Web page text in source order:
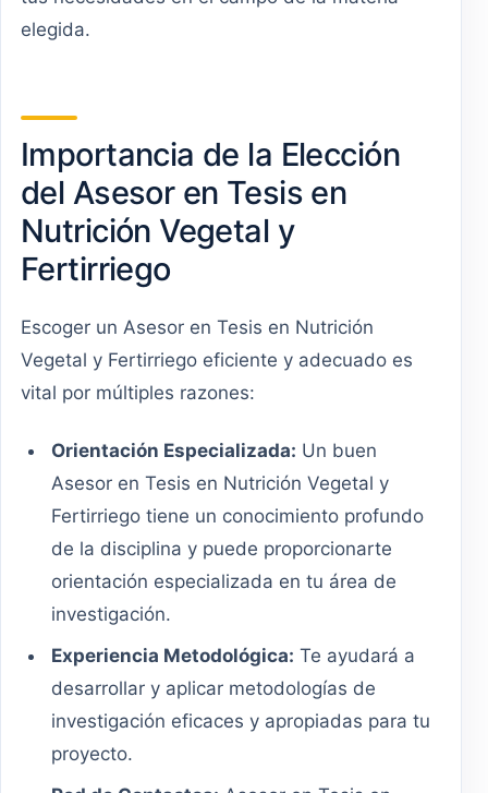
elegida.
Importancia de la Elección
del Asesor en Tesis en
Nutrición Vegetal y
Fertirriego
Escoger un Asesor en Tesis en Nutrición
Vegetal y Fertirriego eficiente y adecuado es
vital por múltiples razones:
Orientación Especializada: Un buen
Asesor en Tesis en Nutrición Vegetal y
Fertirriego tiene un conocimiento profundo
de la disciplina y puede proporcionarte
orientación especializada en tu área de
investigación.
Experiencia Metodológica: Te ayudará a
desarrollar y aplicar metodologías de
investigación eficaces y apropiadas para tu
proyecto.